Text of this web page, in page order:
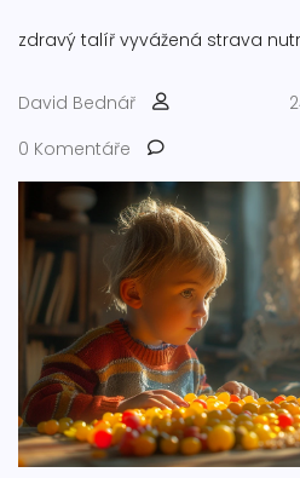
zdravý talíř vyvážená strava
David Bednář
0 Komentáře